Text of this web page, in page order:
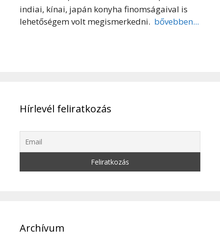
indiai, kínai, japán konyha finomságaival is
lehetőségem volt megismerkedni. bővebben...
Hírlevél feliratkozás
Archívum